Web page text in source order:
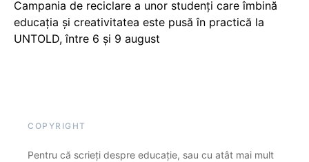
Campania de reciclare a unor studenți care îmbină
educația și creativitatea este pusă în practică la
UNTOLD, între 6 și 9 august
COPYRIGHT
Pentru că scrieți despre educație, sau cu atât mai mult